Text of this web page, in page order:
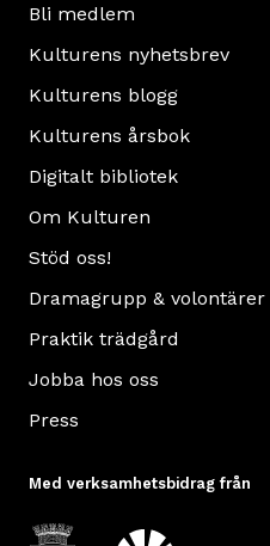
Bli medlem
Kulturens nyhetsbrev
Kulturens blogg
Kulturens årsbok
Digitalt bibliotek
Om Kulturen
Stöd oss!
Dramagrupp & volontärer
Praktik trädgård
Jobba hos oss
Press
Med verksamhetsbidrag från